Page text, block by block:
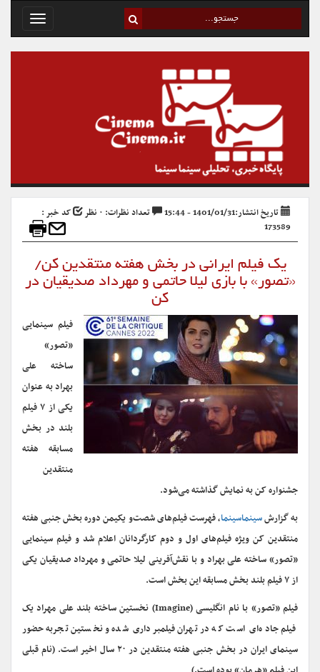
Toggle
تاریخ انتشار:1401/01/31 - 15:44 تعداد نظرات: ۰ نظر
کد خبر :
173589
یک فیلم ایرانی در بخش هفته منتقدین کن/
«تصور» با بازی لیلا حاتمی و مهرداد صدیقیان در
کن
فیلم سینمایی
«تصور»
ساخته علی
بهراد به عنوان
یکی از ۷ فیلم
بلند در بخش
مسابقه هفته
منتقدین
جشنواره کن به نمایش گذاشته می‌شود.
به گزارشسینماسینما، فهرست فیلم‌های شصت‌و یکیمن دوره بخش جنبی هفته
منتقدین کن ویژه فیلم‌های اول و دوم کارگردانان اعلام شد و فیلم سینمایی
«تصور» ساخته علی بهراد و با نقش‌آفرینی لیلا حاتمی و مهرداد صدیقیان یکی
از ۷ فیلم بلند بخش مسابقه این بخش است.
فیلم «تصور» با نام انگلیسی (Imagine) نخستین ساخته بلند علی مهراد یک
فیلم جاده‌ای است که در تهران فیلمبرداری شده و نخستین تجربه حضور
سینمای ایران در بخش جنبی هفته منتقدین در ۲۰ سال اخیر است. (نام قبلی